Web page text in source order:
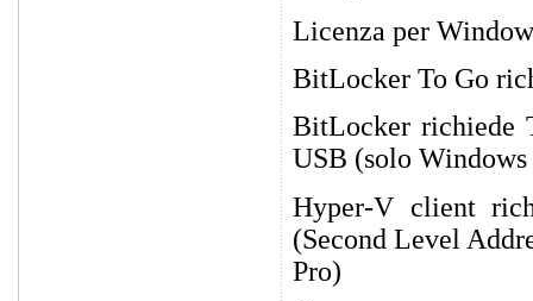
Licenza per
BitLocker To Go
BitLocker richiede
USB (solo Windows
Hyper-V client
(Second Level
Pro)